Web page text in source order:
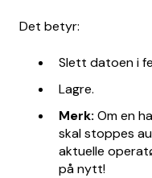
Det betyr:
Slett datoen i
Lagre.
Merk: Om en
skal stoppes
aktuelle
på nytt!